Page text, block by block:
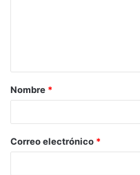
a
r
*
Nombre *
Correo electrónico *